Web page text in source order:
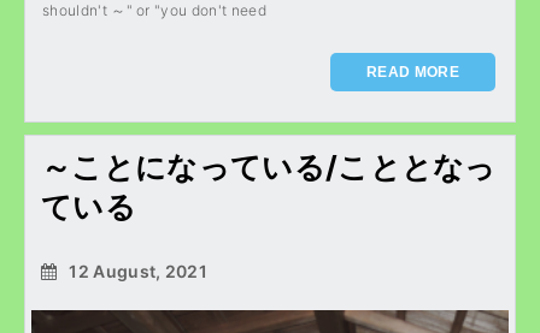
shouldn't ～" or "you don't need
READ MORE
～ことになっている/こととなっ
ている
12 August, 2021